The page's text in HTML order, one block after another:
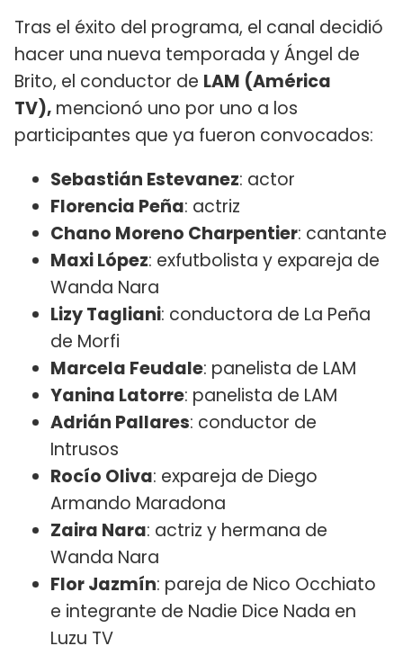
Tras el éxito del programa, el canal decidió
hacer una nueva temporada y Ángel de
Brito, el conductor de LAM (América
TV), mencionó uno por uno a los
participantes que ya fueron convocados:
Sebastián Estevanez: actor
Florencia Peña: actriz
Chano Moreno Charpentier: cantante
Maxi López: exfutbolista y expareja de
Wanda Nara
Lizy Tagliani: conductora de La Peña
de Morfi
Marcela Feudale: panelista de LAM
Yanina Latorre: panelista de LAM
Adrián Pallares: conductor de
Intrusos
Rocío Oliva: expareja de Diego
Armando Maradona
Zaira Nara: actriz y hermana de
Wanda Nara
Flor Jazmín: pareja de Nico Occhiato
e integrante de Nadie Dice Nada en
Luzu TV